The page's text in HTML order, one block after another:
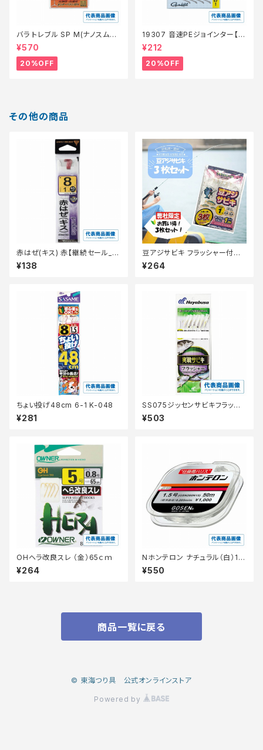
バラ トレブル SP M(ナノスムー
スコート)【特価仕掛】【20】
¥570
20%OFF
19307 音速PEジョインター【特
価仕掛】【20】
¥212
20%OFF
その他の商品
赤はぜ(キス) 赤【継続セール_仕
掛】
¥138
豆アジサビキ フラッシャー付き
ショート 3枚入り 1-0.6-0.8【T
オリ】【継続セール_仕掛】
¥264
ちょい投げ48cm 6-1 K-048
¥281
SS075ジッセンサビキフラッシ
ャー6ポン13-4-6
¥503
OHヘラ改良スレ （金）65ｃｍ
¥264
Nホンテロン ナチュラル（白）1.2
【継続セール_仕掛】
¥550
商品一覧に戻る
© 東海つり具 公式オンラインストア
Powered by